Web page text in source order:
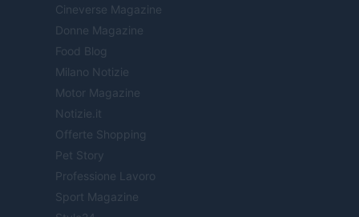
Cineverse Magazine
Donne Magazine
Food Blog
Milano Notizie
Motor Magazine
Notizie.it
Offerte Shopping
Pet Story
Professione Lavoro
Sport Magazine